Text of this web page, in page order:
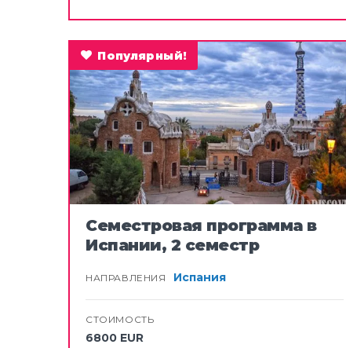
Япония
Филиппины
Таиланд
АФРИКА
Южная Африка
Семестровая программа в
Испании, 2 семестр
НАПРАВЛЕНИЯ Испания
СТОИМОСТЬ
6800 EUR
Популярный!